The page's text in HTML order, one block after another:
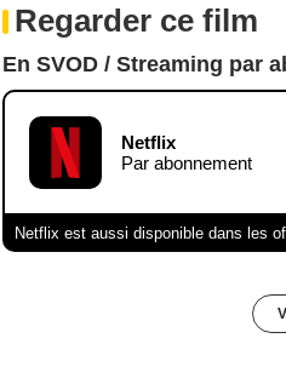
Regarder ce film
En SVOD / Streaming par
Netflix
Par abonnement
Netflix est aussi disponible dans les